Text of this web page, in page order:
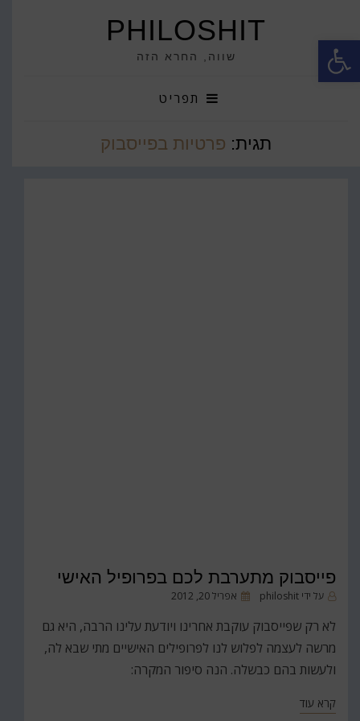
פתח סרגל נגישות PHILOSHIT
שווה, החרא הזה
תפריט
תגית: פרטיות בפייסבוק
פייסבוק מתערבת לכם בפרופיל האישי
על ידי philoshit
פורסםאפריל 20, 2012
לא רק שפייסבוק עוקבת אחרינו ויודעת עלינו הרבה, היא גם
מרשה לעצמה לפלוש לנו לפרופילים האישיים מתי שבא לה,
ולעשות בהם כבשלה. הנה סיפור המקרה:
קרא עוד